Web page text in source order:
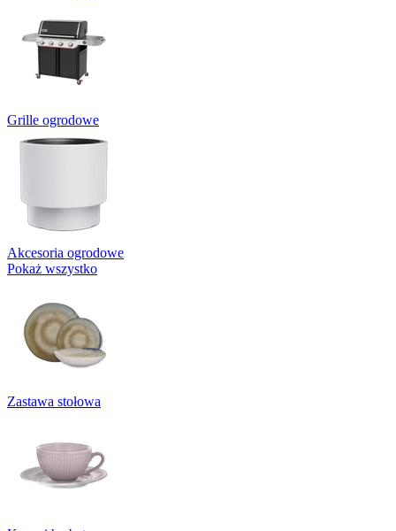
Grille ogrodowe
Akcesoria ogrodowe
Pokaż wszystko
Zastawa stołowa